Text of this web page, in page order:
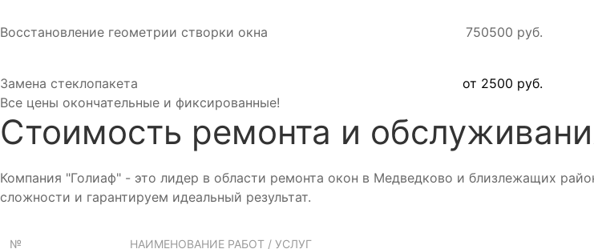
Восстановление геометрии створки окна 750500 руб.
Замена стеклопакета
от 2500 руб.
Все цены окончательные и фиксированные!
Стоимость ремонта и
Компания "Голиаф" - это лидер в области ремонта окон в Медведково и близлежащих
сложности и гарантируем идеальный результат.
№ НАИМЕНОВАНИЕ РАБОТ / УСЛУГ